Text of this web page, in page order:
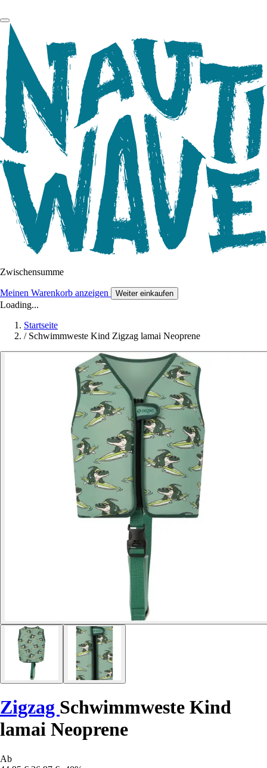
Zwischensumme
Meinen Warenkorb anzeigen Weiter einkaufen
Loading...
Startseite
/ Schwimmweste Kind Zigzag lamai Neoprene
Zigzag Schwimmweste Kind
lamai Neoprene
Ab